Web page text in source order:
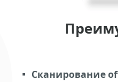
Сканирование